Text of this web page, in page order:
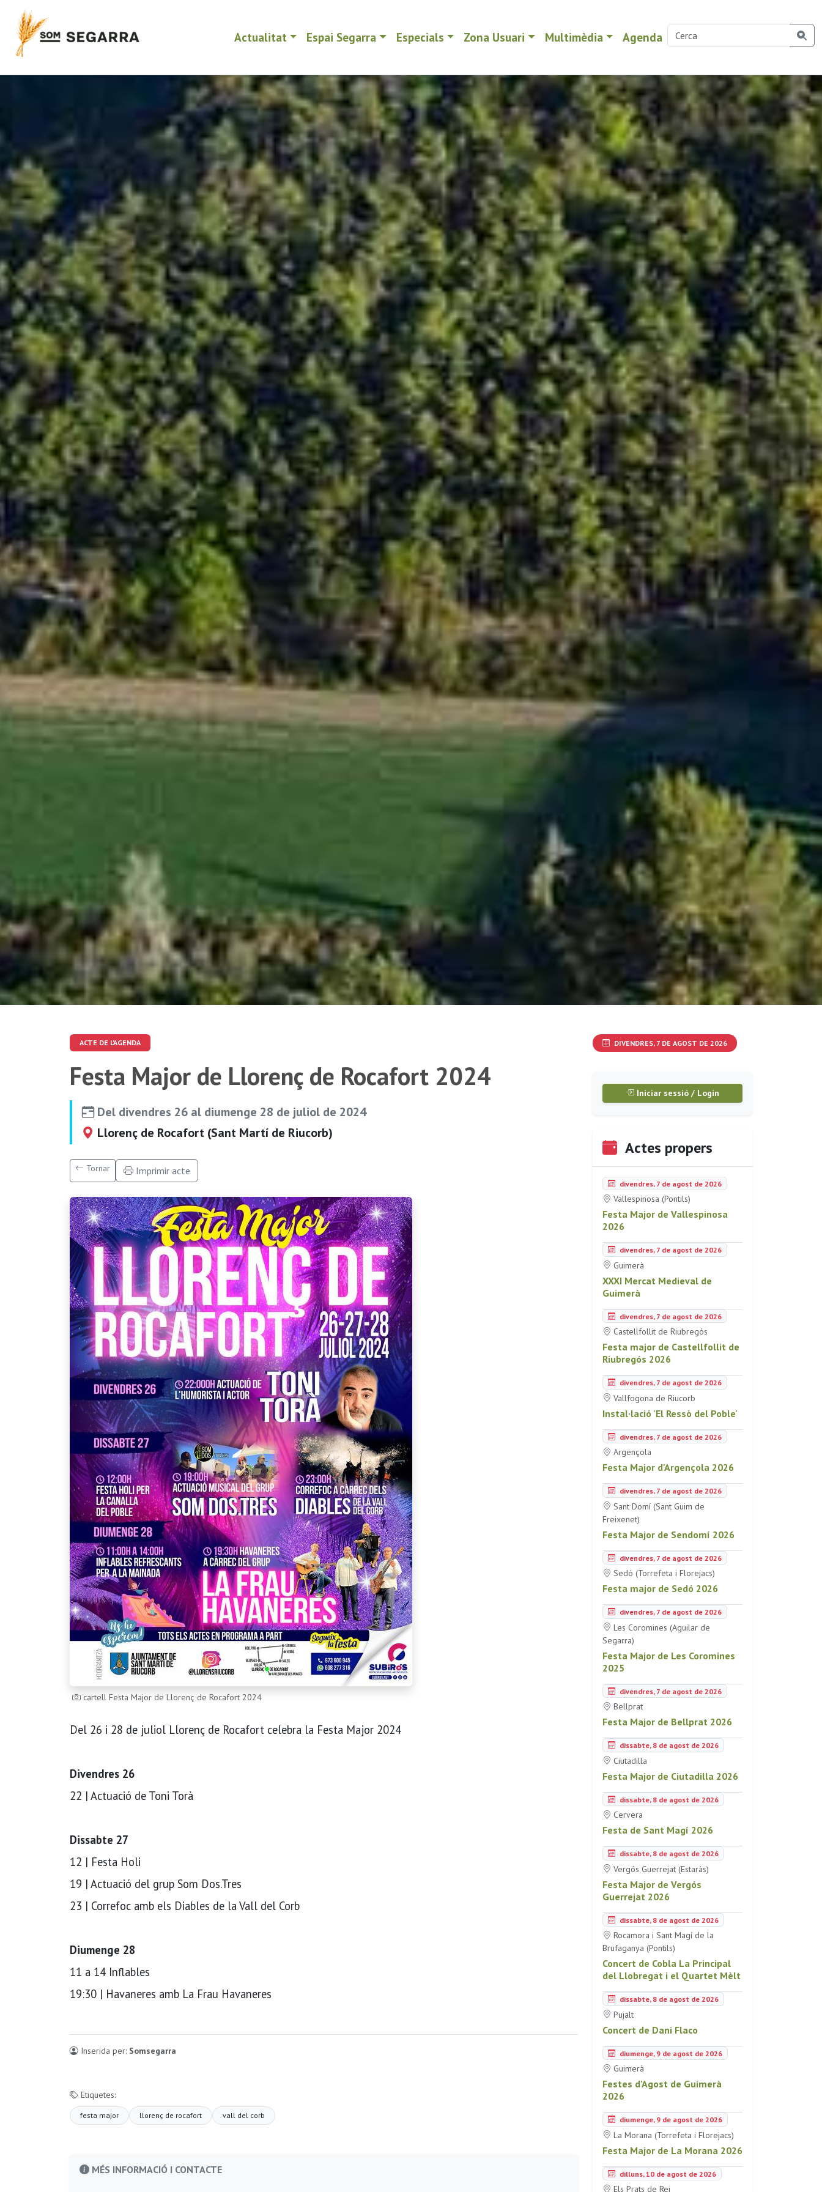
Actualitat Espai Segarra Especials Zona Usuari Multimèdia Agenda
ACTE DE L'AGENDA
Festa Major de Llorenç de Rocafort 2024
Del divendres 26 al diumenge 28 de juliol de 2024
Llorenç de Rocafort (Sant Martí de Riucorb)
Tornar Imprimir acte
cartell Festa Major de Llorenç de Rocafort 2024
Del 26 i 28 de juliol Llorenç de Rocafort celebra la Festa Major 2024
Divendres 26
22 | Actuació de Toni Torà
Dissabte 27
12 | Festa Holi
19 | Actuació del grup Som Dos.Tres
23 | Correfoc amb els Diables de la Vall del Corb
Diumenge 28
11 a 14 Inflables
19:30 | Havaneres amb La Frau Havaneres
Inserida per: Somsegarra
Etiquetes:
festa major llorenç de rocafort vall del corb
MÉS INFORMACIÓ I CONTACTE
DIVENDRES, 7 DE AGOST DE 2026
Iniciar sessió / Login
Actes propers
divendres, 7 de agost de 2026
Vallespinosa (Pontils)
Festa Major de Vallespinosa
2026
divendres, 7 de agost de 2026
Guimerà
XXXI Mercat Medieval de
Guimerà
divendres, 7 de agost de 2026
Castellfollit de Riubregós
Festa major de Castellfollit de
Riubregós 2026
divendres, 7 de agost de 2026
Vallfogona de Riucorb
Instal·lació 'El Ressò del Poble'
divendres, 7 de agost de 2026
Argençola
Festa Major d'Argençola 2026
divendres, 7 de agost de 2026
Sant Domí (Sant Guim de
Freixenet)
Festa Major de Sendomí 2026
divendres, 7 de agost de 2026
Sedó (Torrefeta i Florejacs)
Festa major de Sedó 2026
divendres, 7 de agost de 2026
Les Coromines (Aguilar de
Segarra)
Festa Major de Les Coromines
2025
divendres, 7 de agost de 2026
Bellprat
Festa Major de Bellprat 2026
dissabte, 8 de agost de 2026
Ciutadilla
Festa Major de Ciutadilla 2026
dissabte, 8 de agost de 2026
Cervera
Festa de Sant Magí 2026
dissabte, 8 de agost de 2026
Vergós Guerrejat (Estaràs)
Festa Major de Vergós
Guerrejat 2026
dissabte, 8 de agost de 2026
Rocamora i Sant Magí de la
Brufaganya (Pontils)
Concert de Cobla La Principal
del Llobregat i el Quartet Mèlt
dissabte, 8 de agost de 2026
Pujalt
Concert de Dani Flaco
diumenge, 9 de agost de 2026
Guimerà
Festes d'Agost de Guimerà
2026
diumenge, 9 de agost de 2026
La Morana (Torrefeta i Florejacs)
Festa Major de La Morana 2026
dilluns, 10 de agost de 2026
Els Prats de Rei